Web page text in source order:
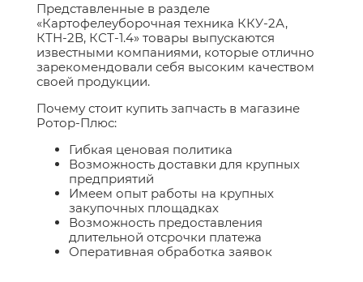
Представленные в разделе
«Картофелеуборочная техника ККУ-2А,
КТН-2В, КСТ-1.4» товары выпускаются
известными компаниями, которые отлично
зарекомендовали себя высоким качеством
своей продукции.
Почему стоит купить запчасть в магазине
Ротор-Плюс:
Гибкая ценовая политика
Возможность доставки для крупных
предприятий
Имеем опыт работы на крупных
закупочных площадках
Возможность предоставления
длительной отсрочки платежа
Оперативная обработка заявок